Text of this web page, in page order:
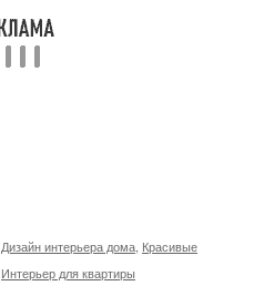
Дизайн интерьера дома, Красивые
Интерьер для квартиры